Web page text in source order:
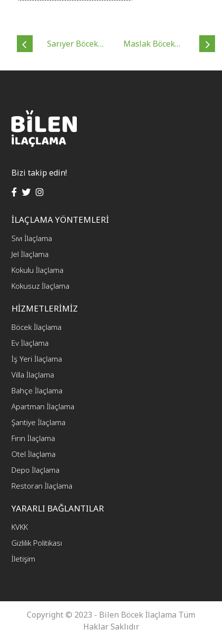
Sarıyer Böcek
Maslak Böcek
Bizi takip edin!
İLAÇLAMA YÖNTEMLERİ
Sıvı İlaçlama
Jel İlaçlama
Kokulu İlaçlama
Kokusuz İlaçlama
HİZMETLERİMİZ
Böcek İlaçlama
Ev İlaçlama
İş Yeri İlaçlama
Villa İlaçlama
Bahçe İlaçlama
Apartman İlaçlama
Şantiye İlaçlama
Fırın İlaçlama
Otel İlaçlama
Depo İlaçlama
Restoran İlaçlama
YARARLI BAĞLANTILAR
KVKK
Gizlilik Politikası
İletişim
Copyright © 2023 - Bilen Böcek İlaçlama Tüm
Haklar Saklıdır